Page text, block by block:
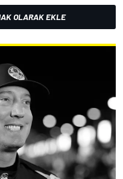
OLARAK EKLE